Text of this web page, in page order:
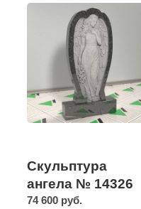
Скульптура
ангела № 14326
74 600 руб.